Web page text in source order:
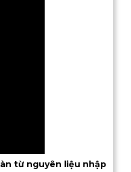
từ nguyên liệu nhập